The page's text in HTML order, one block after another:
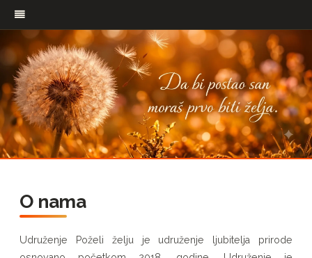
O nama
Udruženje Poželi želju je udruženje ljubitelja prirode